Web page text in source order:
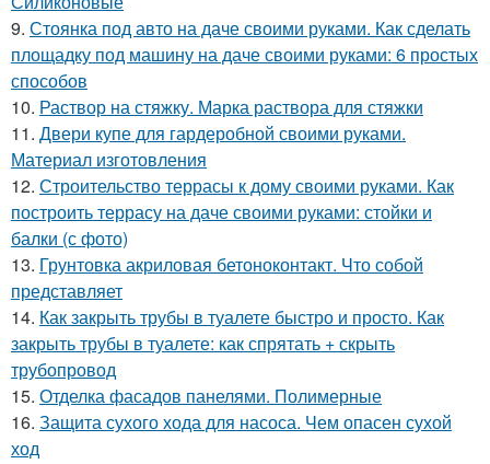
9. Стоянка под авто на даче своими руками. Как сделать
площадку под машину на даче своими руками: 6 простых
способов
10. Раствор на стяжку. Марка раствора для стяжки
11. Двери купе для гардеробной своими руками.
Материал изготовления
12. Строительство террасы к дому своими руками. Как
построить террасу на даче своими руками: стойки и
балки (с фото)
13. Грунтовка акриловая бетоноконтакт. Что собой
представляет
14. Как закрыть трубы в туалете быстро и просто. Как
закрыть трубы в туалете: как спрятать + скрыть
трубопровод
15. Отделка фасадов панелями. Полимерные
16. Защита сухого хода для насоса. Чем опасен сухой
ход